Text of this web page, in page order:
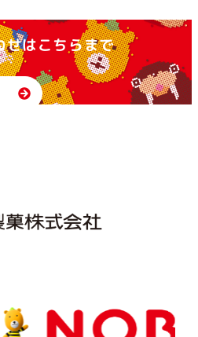
せはこちらまで